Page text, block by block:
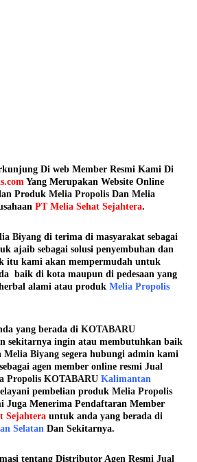
Di web Member Resmi Kami Di
Yang Merupakan Website Online
Produk Melia Propolis Dan Melia
PT Melia Sehat Sejahtera.
Biyang di terima di masyarakat sebagai
ajaib sebagai solusi penyembuhan dan
itu kami akan mempermudah untuk
baik di kota maupun di pedesaan yang
alami atau produk Melia Propolis
yang berada di KOTABARU
sekitarnya ingin atau membutuhkan baik
Melia Biyang segera hubungi admin kami
sebagai agen member online resmi Jual
Propolis KOTABARU Kalimantan
pembelian produk Melia Propolis
Juga Menerima Pendaftaran Member
Sejahtera untuk anda yang berada di
Selatan Dan Sekitarnya.
tentang Distributor Agen Resmi Jual